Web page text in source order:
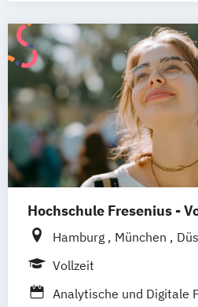
Hochschule Fresenius -
Hamburg München
Berlin
Braunschweig
Erfurt
Vollzeit
Analytische und Digitale